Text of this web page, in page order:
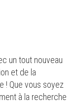
un tout nouveau
et de la
! Que vous soyez
à la recherche